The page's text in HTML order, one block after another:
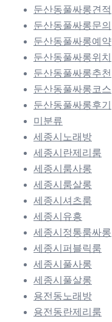
둔산동풀싸롱견적
둔산동풀싸롱문의
둔산동풀싸롱예약
둔산동풀싸롱위치
둔산동풀싸롱추천
둔산동풀싸롱코스
둔산동풀싸롱후기
미분류
세종시노래방
세종시란제리룸
세종시룸사롱
세종시룸살롱
세종시셔츠룸
세종시유흥
세종시정통룸싸롱
세종시퍼블릭룸
세종시풀사롱
세종시풀살롱
용전동노래방
용전동란제리룸